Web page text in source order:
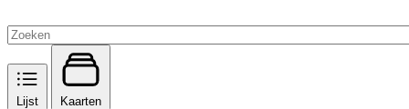
Lijst Kaarten